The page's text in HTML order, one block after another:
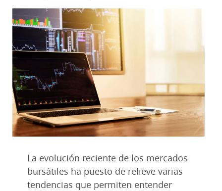
La evolución reciente de los mercados
bursátiles ha puesto de relieve varias
tendencias que permiten entender